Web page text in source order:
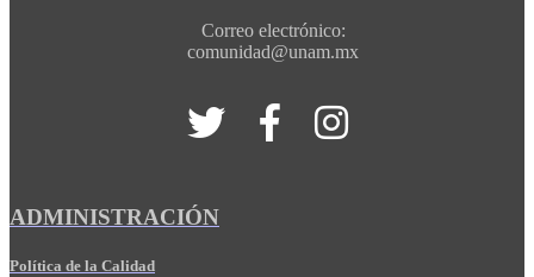
Correo electrónico:
comunidad@unam.mx
ADMINISTRACIÓN
Política de la Calidad